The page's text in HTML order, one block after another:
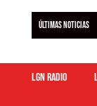
ÚLTIMAS NOTICIAS
LGN Radio